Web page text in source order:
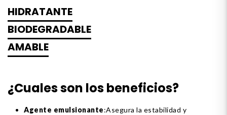
HIDRATANTE
BIODEGRADABLE
AMABLE
¿Cuales son los beneficios?
Agente emulsionante:Asegura la estabilidad y